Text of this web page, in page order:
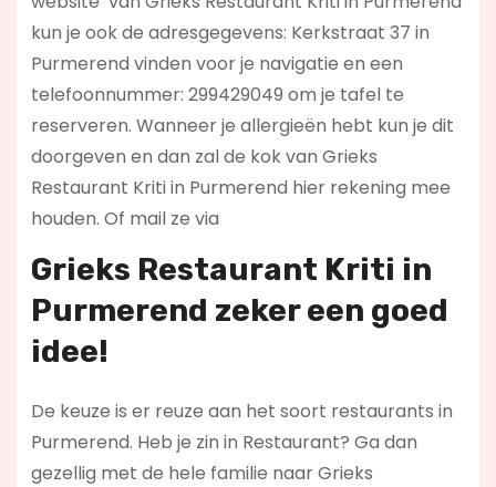
kun je ook de adresgegevens: Kerkstraat 37 in
Purmerend vinden voor je navigatie en een
telefoonnummer: 299429049 om je tafel te
reserveren. Wanneer je allergieën hebt kun je dit
doorgeven en dan zal de kok van Grieks
Restaurant Kriti in Purmerend hier rekening mee
houden. Of mail ze via
Grieks Restaurant Kriti in
Purmerend zeker een goed
idee!
De keuze is er reuze aan het soort restaurants in
Purmerend. Heb je zin in Restaurant? Ga dan
gezellig met de hele familie naar Grieks